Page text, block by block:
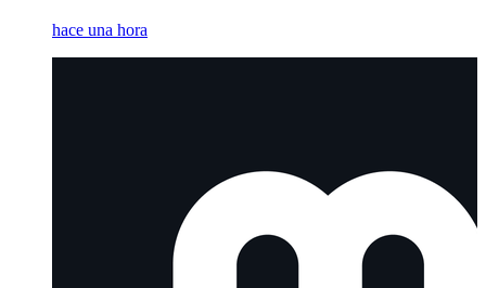
hace una hora